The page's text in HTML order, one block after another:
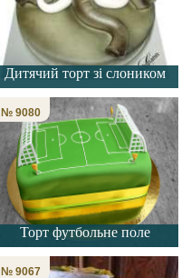
Дитячий торт зі слоником
Торт футбольне поле
№ 9080
№ 9067